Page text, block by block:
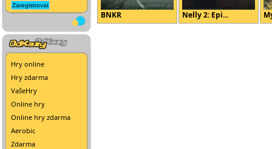
Hry online
Hry zdarma
VašeHry
Online hry
Online hry zdarma
Aerobic
Zdarma
BNKR Nelly 2: Epi...